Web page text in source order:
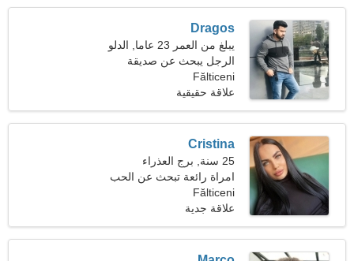
Dragos
يبلغ من العمر 23 عاما, الدلو
الرجل يبحث عن صديقة
Fălticeni
علاقة حقيقية
Cristina
25 سنة, برج العذراء
امراة رائعة تبحث عن الحب
الحقيقى
Fălticeni
علاقة جدية